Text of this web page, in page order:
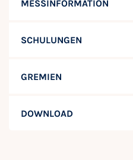
MESSINFORMATION
SCHULUNGEN
GREMIEN
DOWNLOAD